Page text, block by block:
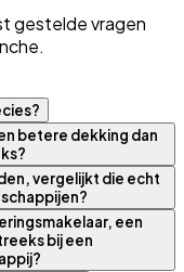
gestelde vragen
betere dekking dan
vergelijkt die echt
een
bij een